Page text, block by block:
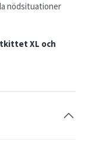
nödsituationer
XL och